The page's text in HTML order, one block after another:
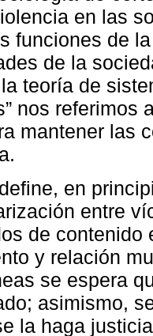
en las
funciones de
de la
teoría de
nos
mantener las
en
entre
de
y relación
se espera
asimismo,
la haga